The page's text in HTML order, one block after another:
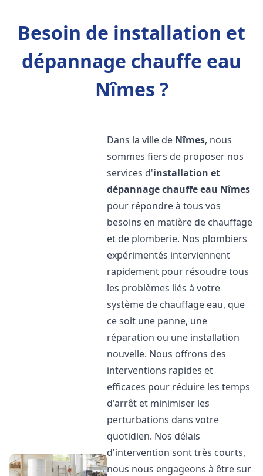
Besoin de installation et
dépannage chauffe eau
Nîmes ?
Dans la ville de Nîmes, nous
sommes fiers de proposer nos
services d'installation et
dépannage chauffe eau Nîmes
pour répondre à tous vos
besoins en matière de chauffage
et de plomberie. Nos plombiers
expérimentés interviennent
rapidement pour résoudre tous
les problèmes liés à votre
système de chauffage eau, que
ce soit une panne, une
réparation ou une installation
nouvelle. Nous offrons des
interventions rapides et
efficaces pour réduire les temps
d'arrêt et minimiser les
perturbations dans votre
quotidien. Nos délais
d'intervention sont très courts,
nous nous engageons à être sur